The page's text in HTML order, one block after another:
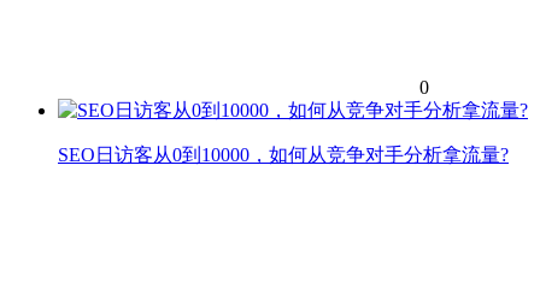
0
SEO日访客从0到10000，如何从竞争对手分析拿流量?